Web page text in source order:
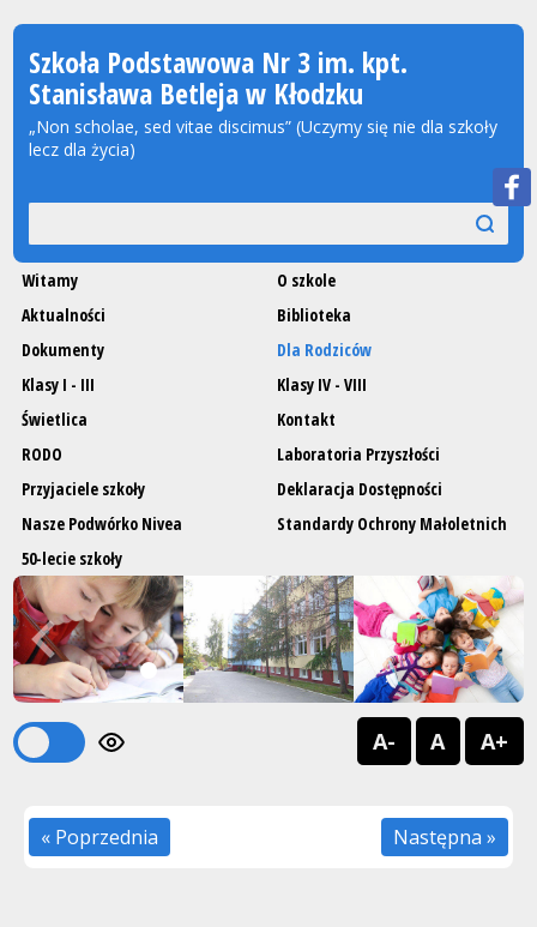
Szkoła Podstawowa Nr 3 im. kpt.
Stanisława Betleja w Kłodzku
„Non scholae, sed vitae discimus” (Uczymy się nie dla szkoły
lecz dla życia)
szukaj
Witamy
O szkole
Aktualności
Biblioteka
Dokumenty
Dla Rodziców
Klasy I - III
Klasy IV - VIII
Świetlica
Kontakt
RODO
Laboratoria Przyszłości
Przyjaciele szkoły
Deklaracja Dostępności
Nasze Podwórko Nivea
Standardy Ochrony Małoletnich
50-lecie szkoły
Previous Next
1
A- A A+
« Poprzednia Następna »